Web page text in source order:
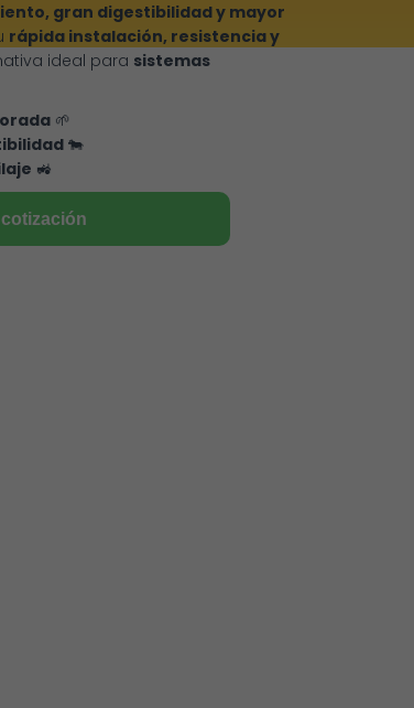
gran digestibilidad y mayor
rápida instalación, resistencia y
ideal para sistemas
🌱
🐄
🚜